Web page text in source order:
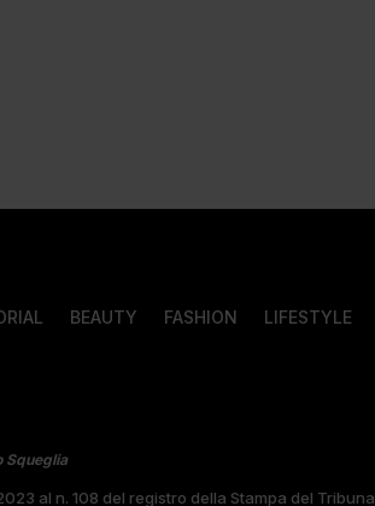
BEAUTY FASHION LIFESTYLE
Squeglia
al n. 108 del registro della Stampa del